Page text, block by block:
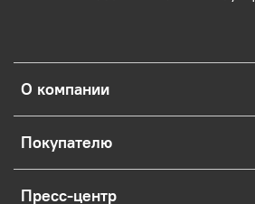
О компании
Покупателю
Пресс-центр